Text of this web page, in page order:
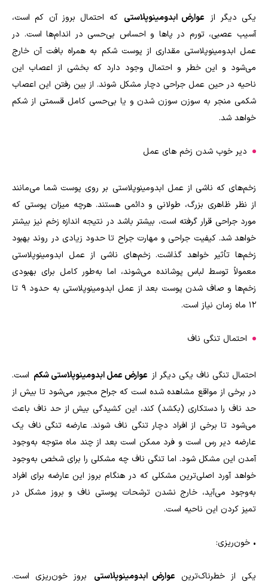
یکی دیگر از عوارض ابدومینوپلاستی که احتمال بروز آن کم است،
آسیب عصبی، تورم در پا‌ها و احساس بی‌حسی در اندام‌ها است. در
عمل ابدومینوپلاستی مقداری از پوست شکم به همراه بافت آن خارج
می‌شود و این خطر و احتمال وجود دارد که بخشی از اعصاب این
ناحیه در حین عمل جراحی دچار مشکل شوند. از بین رفتن این اعصاب
شکمی منجر به سوزن سوزن شدن و یا بی‌حسی کامل قسمتی از شکم
خواهد شد.
دیر خوب شدن زخم‌ های عمل
زخم‌های که ناشی از عمل ابدومینوپلاستی بر روی پوست شما می‌مانند
از نظر ظاهری بزرگ، طولانی و دائمی هستند. هرچه میزان پوستی که
مورد جراحی قرار گرفته است، بیشتر باشد در نتیجه اندازه زخم نیز بیشتر
خواهد شد. کیفیت جراحی و مهارت جراح تا حدود زیادی در روند بهبود
زخم‌ها تأثیر خواهد گذاشت. زخم‌های ناشی از عمل ابدومینوپلاستی
معمولاً توسط لباس پوشانده می‌شوند، اما به‌طور کامل برای بهبودی
زخم‌ها و صاف شدن پوست بعد از عمل ابدومینوپلاستی به حدود 9 تا
12 ماه زمان نیاز است.
احتمال تنگی ناف
احتمال تنگی ناف یکی دیگر از عوارض عمل ابدومینوپلاستی شکم است.
در برخی از مواقع مشاهده شده است که جراح مجبور می‌شود تا بیش از
حد ناف را دستکاری (بکشد) کند، این کشیدگی بیش از حد ناف باعث
می‌شود تا برخی از افراد دچار تنگی ناف شوند. عارضه تنگی ناف یک
عارضه دیر رس است و فرد ممکن است بعد از چند ماه متوجه به‌وجود
آمدن این مشکل شود. اما تنگی ناف چه مشکلی را برای شخص به‌وجود
خواهد آورد اصلی‌ترین مشکلی که در هنگام بروز این عارضه برای افراد
به‌وجود می‌آید، خارج نشدن ترشحات پوستی ناف و بروز مشکل در
تمیز کردن این ناحیه است.
• خون‌ریزی:
یکی از خطرناک‌ترین عوارض ابدومینوپلاستی
بروز خون‌ریزی است.